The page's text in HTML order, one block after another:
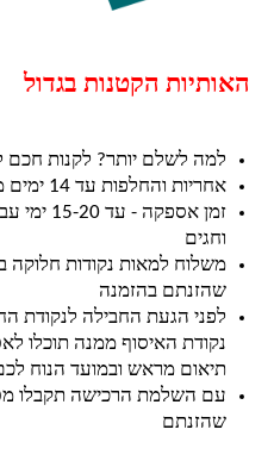
האותיות הקטנות בגדול
למה לשלם יותר? לקנות חכם
אחריות והחלפות עד 14 ימים מקבלת המוצר
זמן
וחגים
משלוח למאות נקודות חלוקה
שהזנתם בהזמנה
לפני הגעת החבילה לנקודת
נקודת האיסוף ממנה תוכלו
תיאום מראש ובמועד הנוח
עם השלמת הרכישה תקבלו
שהזנתם